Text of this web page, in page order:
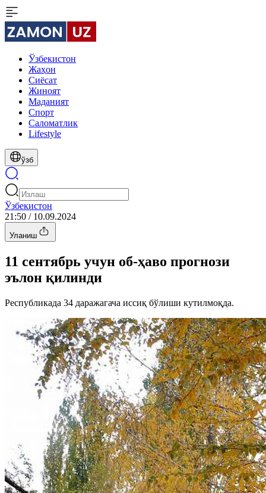
Ўзбекистон
Жаҳон
Сиёсат
Жиноят
Маданият
Спорт
Cаломатлик
Lifestyle
ўзб
Ўзбекистон
21:50 / 10.09.2024
Уланиш
11 сентябрь учун об-ҳаво прогнози
эълон қилинди
Республикада 34 даражагача иссиқ бўлиши кутилмоқда.